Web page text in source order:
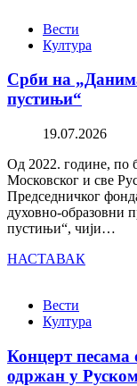
Вести
Култура
Срби на
пустињи“
19.07.2026
Од 2022. године, по
Московског и све
Председничког
духовно-образовни
пустињи“, чији…
НАСТАВАК
Вести
Култура
Концерт
одржан у